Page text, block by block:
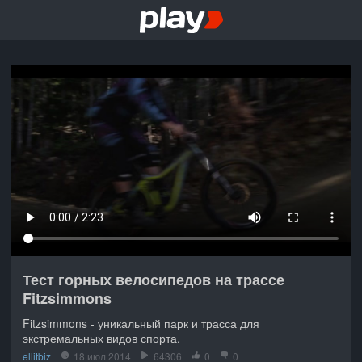
Тест горных велосипедов на трассе
Fitzsimmons
Fitzsimmons - уникальный парк и трасса для
экстремальных видов спорта.
ellitbiz 18 июл 2014 64306 0 0